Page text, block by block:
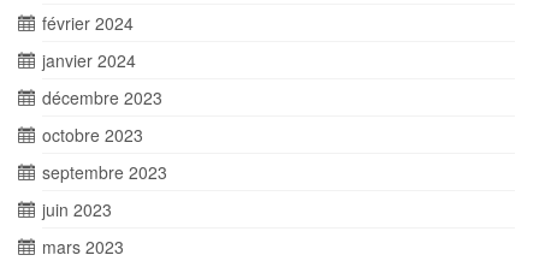
février 2024
janvier 2024
décembre 2023
octobre 2023
septembre 2023
juin 2023
mars 2023